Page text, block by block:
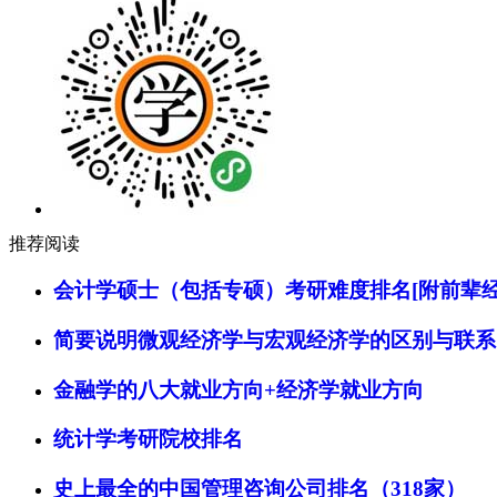
推荐阅读
会计学硕士（包括专硕）考研难度排名[附前辈
简要说明微观经济学与宏观经济学的区别与联系
金融学的八大就业方向+经济学就业方向
统计学考研院校排名
史上最全的中国管理咨询公司排名（318家）